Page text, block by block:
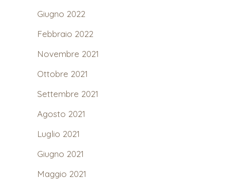
Giugno 2022
Febbraio 2022
Novembre 2021
Ottobre 2021
Settembre 2021
Agosto 2021
Luglio 2021
Giugno 2021
Maggio 2021